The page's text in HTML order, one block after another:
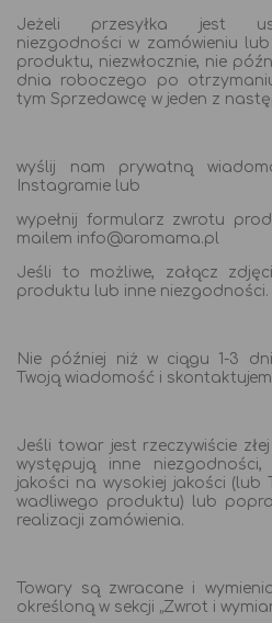
Jeżeli przesyłka jest
niezgodności w zamówieniu
produktu, niezwłocznie, nie
dnia roboczego po
tym Sprzedawcę w jeden z
wyślij nam prywatną
Instagramie lub
wypełnij formularz zwrotu
mailem info@aromama.pl
Jeśli to możliwe, załącz
produktu lub inne niezgodności.
Nie później niż w ciągu 1-3
Twoją wiadomość i
Jeśli towar jest rzeczywiście
występują inne
jakości na wysokiej jakości (lub
wadliwego produktu) lub
realizacji zamówienia.
Towary są zwracane i
określoną w sekcji „Zwrot i